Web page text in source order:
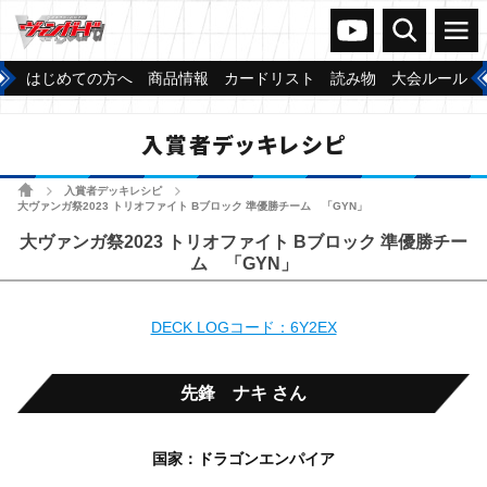
ヴァンガードch
検索 メニュー
はじめての方へ 商品情報 カードリスト 読み物 大会ルール
入賞者デッキレシピ
ホーム 入賞者デッキレシピ
大ヴァンガ祭2023 トリオファイト Bブロック 準優勝チーム 「GYN」
大ヴァンガ祭2023 トリオファイト Bブロック 準優勝チー
ム 「GYN」
DECK LOGコード：6Y2EX
先鋒 ナキ さん
国家：ドラゴンエンパイア